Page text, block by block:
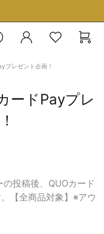
プレゼント企画！
ードPayプレ
投稿後、QUOカード
【全商品対象】※アウ